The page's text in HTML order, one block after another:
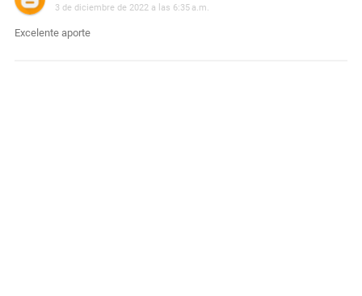
3 de diciembre de 2022 a las 6:35 a.m.
Excelente aporte